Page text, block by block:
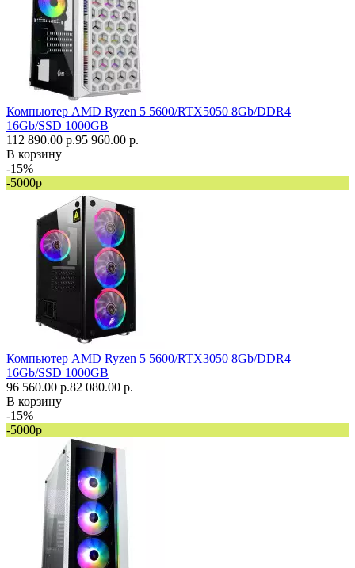
Компьютер AMD Ryzen 5 5600/RTX5050 8Gb/DDR4
16Gb/SSD 1000GB
112 890.00 р.95 960.00 р.
В корзину
-15%
-5000р
Компьютер AMD Ryzen 5 5600/RTX3050 8Gb/DDR4
16Gb/SSD 1000GB
96 560.00 р.82 080.00 р.
В корзину
-15%
-5000р